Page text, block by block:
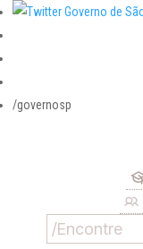
/governosp